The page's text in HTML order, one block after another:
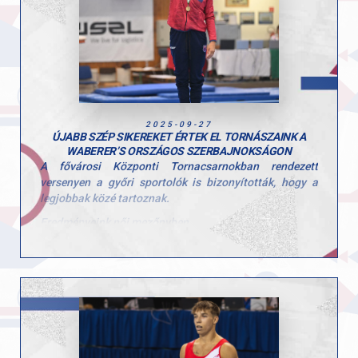
alapokon áll a tornasport, és a jövőben is sok szép
sikert tartogat számunkra. Büszkék vagyunk rátok!
Hajrá GYAC!
2025-09-27
ÚJABB SZÉP SIKEREKET ÉRTEK EL TORNÁSZAINK A
WABERER’S ORSZÁGOS SZERBAJNOKSÁGON
A fővárosi Központi Tornacsarnokban rendezett
versenyen a győri sportolók is bizonyították, hogy a
legjobbak közé tartoznak.
Eredményeink női mezőnyben
• Péter Sára ugrásban ezüstérmet szerzett (13.150)
Eredményeink férfi mezőnyben
• Ugrás: Molnár Botond ezüst (13.550), Tomcsányi
Benedek bronz (12.850)